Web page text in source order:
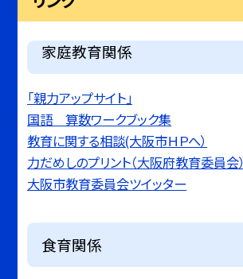
家庭教育関係
「親力アップサイト」
国語 算数ワークブック集
教育に関する相談(大阪市ＨＰへ）
力だめしのプリント（大阪府教育委員会）
大阪市教育委員会ツイッター
食育関係